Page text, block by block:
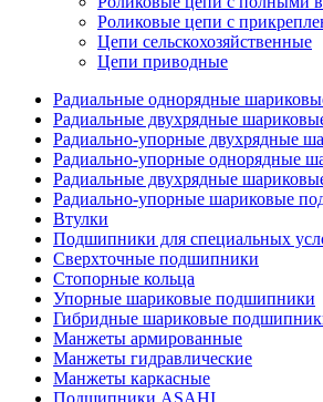
Роликовые цепи с
Цепи сельскохозяйственные
Цепи приводные
Радиальные однорядные
Радиальные двухрядные
Радиально-упорные двухрядные
Радиально-упорные однорядные
Радиальные двухрядные
Радиально-упорные шариковые
Втулки
Подшипники для специальных
Сверхточные подшипники
Стопорные кольца
Упорные шариковые подшипники
Гибридные шариковые
Манжеты армированные
Манжеты гидравлические
Манжеты каркасные
Подшипники ASAHI